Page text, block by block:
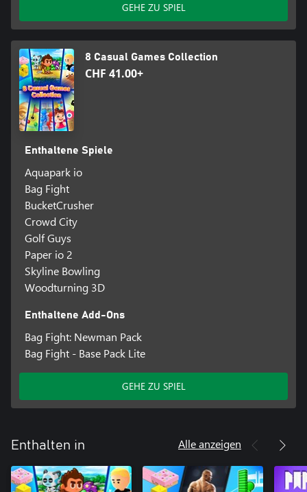
GEHE ZU SPIEL
8 Casual Games Collection
CHF 41.00+
Enthaltene Spiele
Aquapark io
Bag Fight
BucketCrusher
Crowd City
Golf Guys
Paper io 2
Skyline Bowling
Woodturning 3D
Enthaltene Add-Ons
Bag Fight: Newman Pack
Bag Fight - Base Pack Lite
GEHE ZU SPIEL
Enthalten in Alle anzeigen